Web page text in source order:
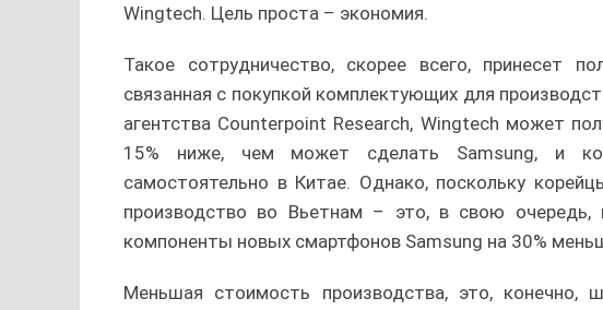
Wingtech. Цель проста – экономия.
Такое сотрудничество, скорее всего, принесет
связанная с покупкой комплектующих для
агентства Counterpoint Research, Wingtech может
15% ниже, чем может сделать Samsung, и
самостоятельно в Китае. Однако, поскольку
производство во Вьетнам – это, в свою
компоненты новых смартфонов Samsung на 30%
Меньшая стоимость производства, это,